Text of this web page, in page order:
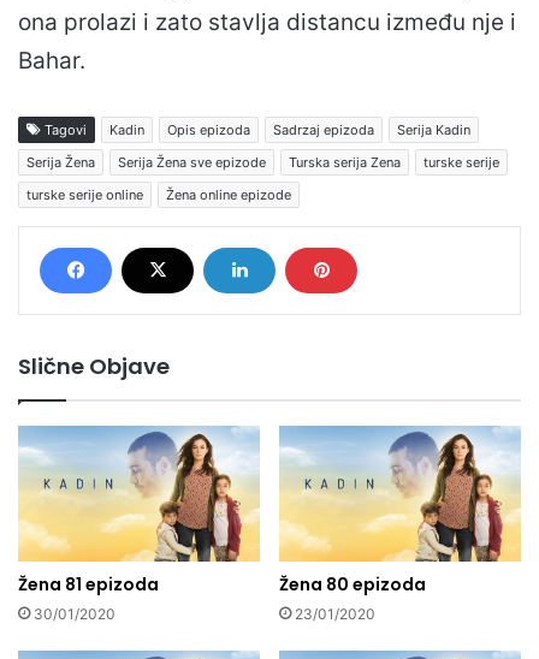
ona prolazi i zato stavlja distancu između nje i
Bahar.
Tagovi Kadin Opis epizoda Sadrzaj epizoda
Serija Kadin
Serija Žena
Serija Žena sve epizode Turska serija Zena
turske serije
turske serije online
Žena online epizode
Slične Objave
Žena 81 epizoda
30/01/2020
Žena 80 epizoda
23/01/2020